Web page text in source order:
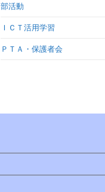
部活動
ＩＣＴ活用学習
ＰＴＡ・保護者会